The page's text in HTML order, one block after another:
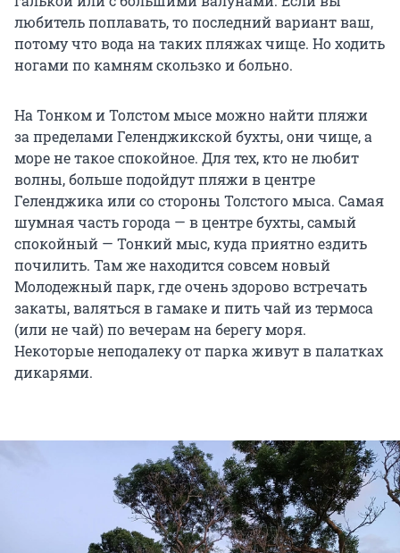
любитель поплавать, то последний вариант ваш,
потому что вода на таких пляжах чище. Но ходить
ногами по камням скользко и больно.
На Тонком и Толстом мысе можно найти пляжи
за пределами Геленджикской бухты, они чище, а
море не такое спокойное. Для тех, кто не любит
волны, больше подойдут пляжи в центре
Геленджика или со стороны Толстого мыса. Самая
шумная часть города — в центре бухты, самый
спокойный — Тонкий мыс, куда приятно ездить
почилить. Там же находится совсем новый
Молодежный парк, где очень здорово встречать
закаты, валяться в гамаке и пить чай из термоса
(или не чай) по вечерам на берегу моря.
Некоторые неподалеку от парка живут в палатках
дикарями.